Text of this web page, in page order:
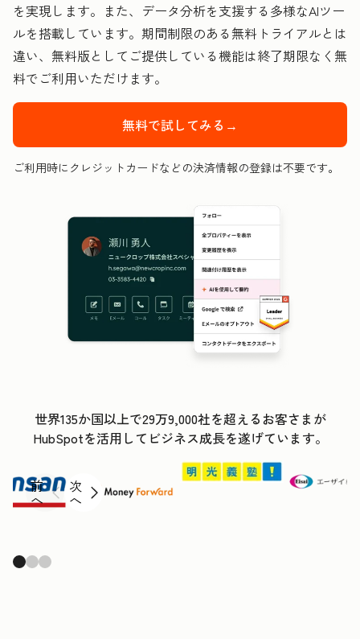
を実現します。また、データ分析を支援する多様なAIツー
ルを搭載しています。期間制限のある無料トライアルとは
違い、無料版としてご提供している機能は終了期限なく無
料でご利用いただけます。
無料で試してみる→
ご利用時にクレジットカードなどの決済情報の登録は不要です。
世界135か国以上で29万9,000社を超えるお客さまが
HubSpotを活用してビジネス成長を遂げています。
前
へ
次
へ